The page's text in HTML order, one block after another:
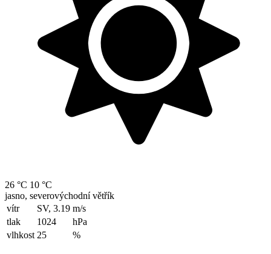
26 °C 10 °C
jasno, severovýchodní větřík
vítr
SV, 3.19 m/s
tlak
1024
hPa
vlhkost 25 %